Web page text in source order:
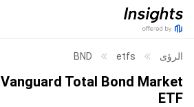
الرؤى etfs
BND
Vanguard Total Bond Market
ETF